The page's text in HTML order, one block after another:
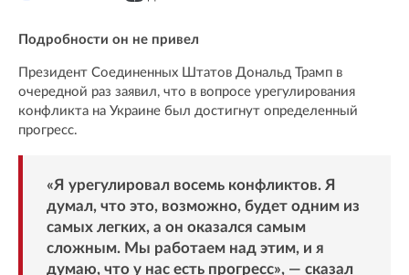
Подробности он не привел
Президент Соединенных Штатов Дональд Трамп в
очередной раз заявил, что в вопросе урегулирования
конфликта на Украине был достигнут определенный
прогресс.
«Я урегулировал восемь конфликтов. Я
думал, что это, возможно, будет одним из
самых легких, а он оказался самым
сложным. Мы работаем над этим, и я
думаю, что у нас есть прогресс», — сказал